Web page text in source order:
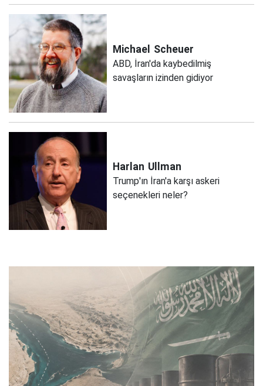
Michael Scheuer
ABD, İran'da kaybedilmiş
savaşların izinden gidiyor
Harlan Ullman
Trump'ın İran'a karşı askeri
seçenekleri neler?